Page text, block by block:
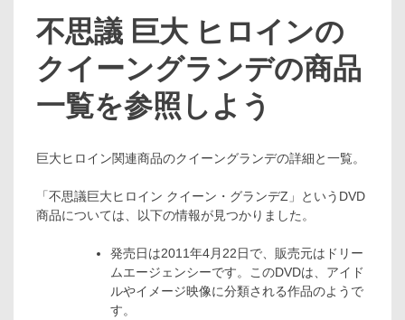
不思議 巨大 ヒロインの
クイーングランデの商品
一覧を参照しよう
巨大ヒロイン関連商品のクイーングランデの詳細と一覧。
「不思議巨大ヒロイン クイーン・グランデZ」というDVD
商品については、以下の情報が見つかりました。
発売日は2011年4月22日で、販売元はドリー
ムエージェンシーです。このDVDは、アイド
ルやイメージ映像に分類される作品のようで
す​​。